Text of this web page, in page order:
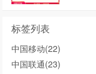
标签列表
中国移动(22)
中国联通(23)